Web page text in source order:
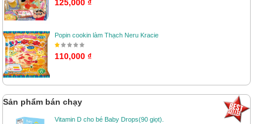
125,000 ₫
Popin cookin làm Thạch Neru Kracie
110,000 ₫
Sản phẩm bán chạy
Vitamin D cho bé Baby Drops(90 giọt).